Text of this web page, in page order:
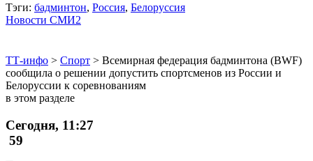
Тэги: бадминтон, Россия, Белоруссия
Новости СМИ2
ТТ-инфо > Спорт > Всемирная федерация бадминтона (BWF)
сообщила о решении допустить спортсменов из России и
Белоруссии к соревнованиям
в этом разделе
Сегодня, 11:27
59